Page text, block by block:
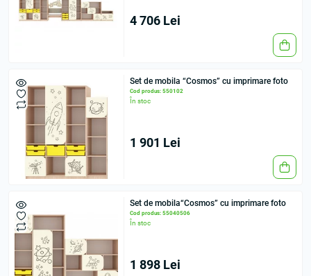
4 706 Lei
Set de mobila “Cosmos” cu imprimare foto
Cod produs: 550102
În stoc
1 901 Lei
Set de mobila“Cosmos” cu imprimare foto
Cod produs: 55040506
În stoc
1 898 Lei